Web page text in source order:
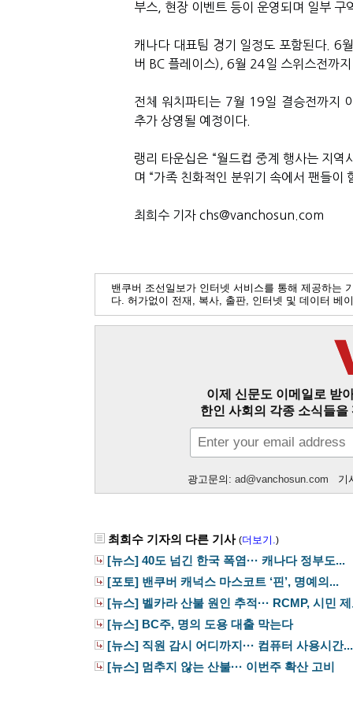
부스, 현장 이벤트 등이 운영되며 일부 구
캐나다 대표팀 경기 일정도 포함된다. 6
버 BC 플레이스), 6월 24일 스위스전까
전체 워치파티는 7월 19일 결승전까지
추가 상영될 예정이다.
랭리 타운십은 “월드컵 중계 행사는 지
며 “가족 친화적인 분위기 속에서 팬들이
최희수 기자 chs@vanchosun.com
밴쿠버 조선일보가 인터넷 서비스를 통해 제공하는
다. 허가없이 전재, 복사, 출판, 인터넷 및 데이터 베
이제 신문도 이메일로 받
한인 사회의 각종 소식들
광고문의: ad@vanchosun.com 기
최희수 기자의 다른 기사 (더보기.)
[뉴스] 40도 넘긴 한국 폭염··· 캐나다 정부도...
[포토] 밴쿠버 캐넉스 마스코트 ‘핀’, 명예의...
[뉴스] 벨카라 산불 원인 추적··· RCMP, 시민
[뉴스] BC주, 명의 도용 대출 막는다
[뉴스] 직원 감시 어디까지··· 컴퓨터 사용시간...
[뉴스] 멈추지 않는 산불··· 이번주 확산 고비